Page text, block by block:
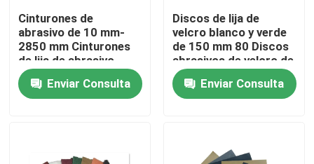
Contacta con nosotros
Solicitar una cita
Abrasivos revestidos
Cinturones de
abrasivo de 10 mm-
2850 mm Cinturones
de lija de abrasivo
recubiertos para
metalEnviar Consulta
Discos de lija de
velcro blanco y verde
de 150 mm 80 Discos
abrasivos de velcro de
arena
Enviar Consulta